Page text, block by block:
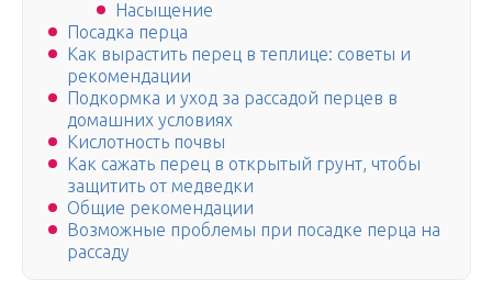
Насыщение
Посадка перца
Как вырастить перец в теплице: советы и
рекомендации
Подкормка и уход за рассадой перцев в
домашних условиях
Кислотность почвы
Как сажать перец в открытый грунт, чтобы
защитить от медведки
Общие рекомендации
Возможные проблемы при посадке перца на
рассаду